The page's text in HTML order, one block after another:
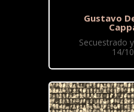
Gustavo
Secuestrado
14/